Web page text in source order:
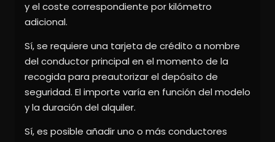
y el coste correspondiente por kilómetro
adicional.
Sí, se requiere una tarjeta de crédito a nombre
del conductor principal en el momento de la
recogida para preautorizar el depósito de
seguridad. El importe varía en función del modelo
y la duración del alquiler.
Sí, es posible añadir uno o más conductores